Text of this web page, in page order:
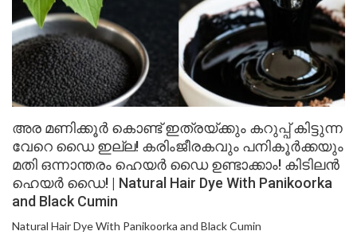
അര മണിക്കൂർ കൊണ്ട് ഇത്രയ്ക്കും കറുപ്പ് കിട്ടുന്ന
വേറെ ഡൈ ഇല്ല! കരിംജീരകവും പനികൂർക്കയും
മതി ഒന്നാന്തരം ഹെയർ ഡൈ ഉണ്ടാക്കാം! കിടിലൻ
ഹെയർ ഡൈ! | Natural Hair Dye With Panikoorka
and Black Cumin
Natural Hair Dye With Panikoorka and Black Cumin